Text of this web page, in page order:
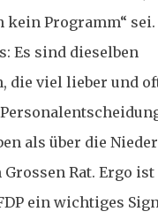
kein Programm“
Es sind dieselben
die viel lieber und
als über die
Rat. Ergo ist
ein wichtiges